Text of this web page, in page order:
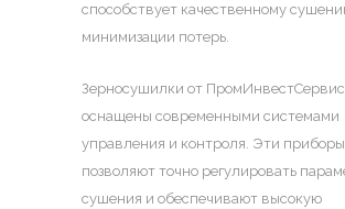
способствует качественному
минимизации потерь.
Зерносушилки от ПромИнвестСервис
оснащены современными системами
управления и контроля. Эти приборы
позволяют точно регулировать
сушения и обеспечивают высокую